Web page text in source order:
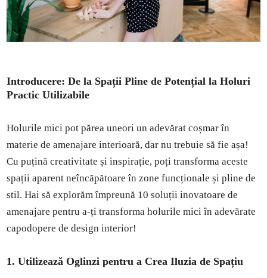
Introducere: De la Spații Pline de Potențial la Holuri
Practic Utilizabile
Holurile mici pot părea uneori un adevărat coșmar în
materie de amenajare interioară, dar nu trebuie să fie așa!
Cu puțină creativitate și inspirație, poți transforma aceste
spații aparent neîncăpătoare în zone funcționale și pline de
stil. Hai să explorăm împreună 10 soluții inovatoare de
amenajare pentru a-ți transforma holurile mici în adevărate
capodopere de design interior!
1. Utilizează Oglinzi pentru a Crea Iluzia de Spațiu